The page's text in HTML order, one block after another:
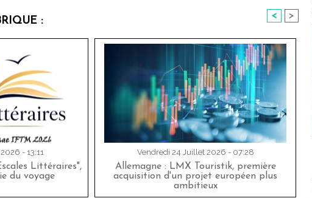
: < >
- 13:11
Littéraires",
du voyage
Vendredi 24 Juillet 2026 - 07:28
Allemagne : LMX Touristik, première
acquisition d'un projet européen plus
ambitieux